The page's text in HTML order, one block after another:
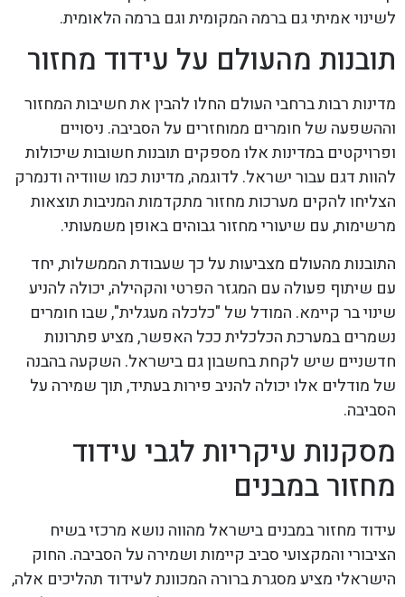
לשינוי אמיתי גם ברמה המקומית וגם ברמה הלאומית.
תובנות מהעולם על עידוד מחזור
מדינות רבות ברחבי העולם החלו להבין את חשיבות המחזור
וההשפעה של חומרים ממוחזרים על הסביבה. ניסויים
ופרויקטים במדינות אלו מספקים תובנות חשובות שיכולות
להוות דגם עבור ישראל. לדוגמה, מדינות כמו שוודיה ודנמרק
הצליחו להקים מערכות מחזור מתקדמות המניבות תוצאות
מרשימות, עם שיעורי מחזור גבוהים באופן משמעותי.
התובנות מהעולם מצביעות על כך שעבודת הממשלות, יחד
עם שיתוף פעולה עם המגזר הפרטי והקהילה, יכולה להניע
שינוי בר קיימא. המודל של "כלכלה מעגלית", שבו חומרים
נשמרים במערכת הכלכלית ככל האפשר, מציע פתרונות
חדשניים שיש לקחת בחשבון גם בישראל. השקעה בהבנה
של מודלים אלו יכולה להניב פירות בעתיד, תוך שמירה על
הסביבה.
מסקנות עיקריות לגבי עידוד
מחזור במבנים
עידוד מחזור במבנים בישראל מהווה נושא מרכזי בשיח
הציבורי והמקצועי סביב קיימות ושמירה על הסביבה. החוק
הישראלי מציע מסגרת ברורה המכוונת לעידוד תהליכים אלה,